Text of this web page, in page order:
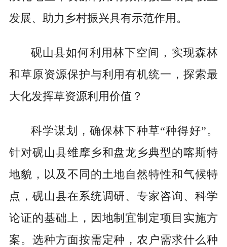
发展、助力乡村振兴具有示范作用。
砚山县如何利用林下空间，实现森林
和草原资源保护与利用有机统一，探索最
大化发挥草资源利用价值？
科学谋划，确保林下种草“种得好”。
针对砚山县维摩乡和盘龙乡典型的喀斯特
地貌，以及不同的土地自然特性和气候特
点，砚山县在系统调研、专家咨询、科学
论证的基础上，因地制宜制定项目实施方
案。选种方面按需定种，农户需求什么种